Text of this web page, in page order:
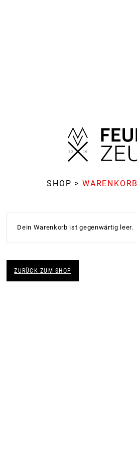
SHOP > WARENKORB
Dein Warenkorb ist gegenwärtig leer.
ZURÜCK ZUM SHOP